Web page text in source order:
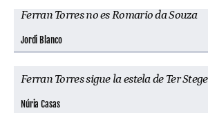
Ferran Torres no es Romario da Souza
Jordi Blanco
Ferran Torres sigue la estela de Ter
Núria Casas